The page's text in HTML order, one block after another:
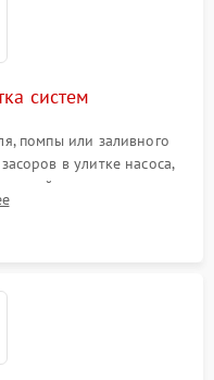
систем
помпы или заливного
в улитке насоса,
ремонт платы
проводки.